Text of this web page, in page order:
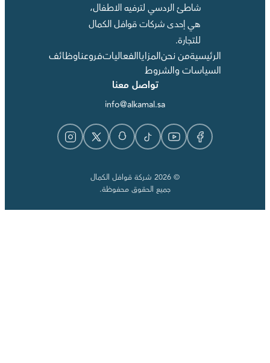
شاطئ الردسي لترفيه الاطفال،
هي إحدى شركات قوافل الكمال
للتجارة.
الرئيسيةمن نحنالمزاياالفعالياتفروعناوظائف
السياسات والشروط
تواصل معنا
info@alkamal.sa
© 2026 شركة قوافل الكمال
جميع الحقوق محفوظة.